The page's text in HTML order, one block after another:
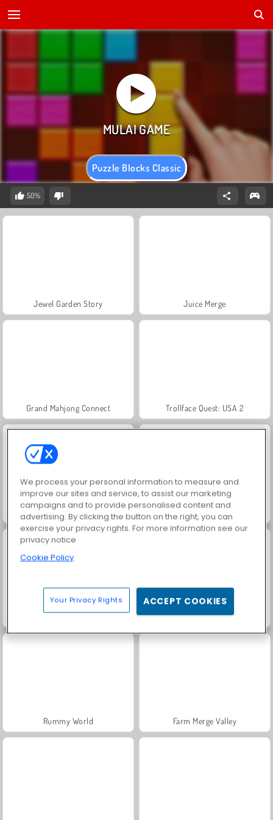
Puzzle Blocks Classic
50%
Jewel Garden Story Juice Merge
Grand Mahjong Connect Trollface Quest: USA 2
Masha and the Bear: Meadows Scala 40
Solitaire Social
Rummy World Farm Merge Valley
We process your personal information to measure and
improve our sites and service, to assist our marketing
campaigns and to provide personalised content and
advertising. By clicking the button on the right, you can
exercise your privacy rights. For more information see our
privacy notice
Cookie Policy
Your Privacy Rights ACCEPT COOKIES